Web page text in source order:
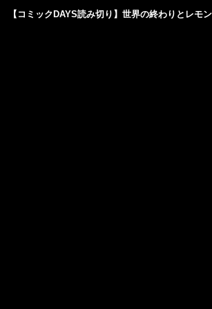
【コミックDAYS読み切り】世界の終わりとレモ